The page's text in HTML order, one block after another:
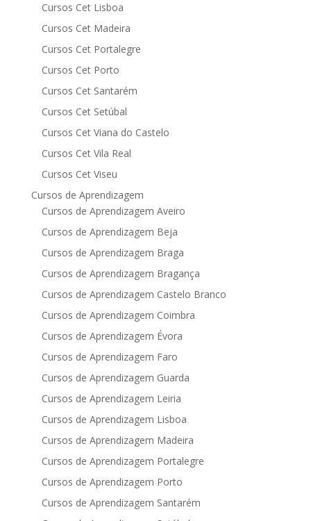
Cursos Cet Lisboa
Cursos Cet Madeira
Cursos Cet Portalegre
Cursos Cet Porto
Cursos Cet Santarém
Cursos Cet Setúbal
Cursos Cet Viana do Castelo
Cursos Cet Vila Real
Cursos Cet Viseu
Cursos de Aprendizagem
Cursos de Aprendizagem Aveiro
Cursos de Aprendizagem Beja
Cursos de Aprendizagem Braga
Cursos de Aprendizagem Bragança
Cursos de Aprendizagem Castelo Branco
Cursos de Aprendizagem Coimbra
Cursos de Aprendizagem Évora
Cursos de Aprendizagem Faro
Cursos de Aprendizagem Guarda
Cursos de Aprendizagem Leiria
Cursos de Aprendizagem Lisboa
Cursos de Aprendizagem Madeira
Cursos de Aprendizagem Portalegre
Cursos de Aprendizagem Porto
Cursos de Aprendizagem Santarém